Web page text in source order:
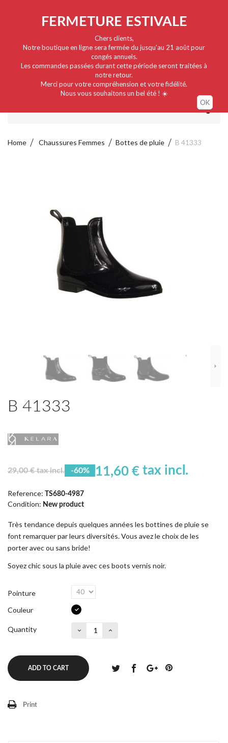
FERMETURE ESTIVALE
Chers clients,
Notre boutique en ligne sera fermée du jusqu'au 21 août pour
congés annuels.
Les commandes passées durant cette période seront traitées à
notre retour.
Merci pour votre compréhension et votre fidélité.
Nous vous souhaitons un bel été ! ☀️
OK
Home Chaussures Femmes Bottes de pluie B 41333
B 41333
29,00 € tax incl. -60% 11,60 € tax incl.
Reference: TS680-4987
Condition: New product
Très tendance depuis quelques années les bottines de pluie se
font remarquer par leurs diversités. Vous avez le choix de les
porter avec ou sans bride!
Soyez chic sous la pluie avec ces boots vernis noir.
Pointure
Couleur
Quantity
ADD TO CART
Print